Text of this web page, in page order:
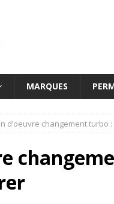
MARQUES
d’oeuvre changement turbo